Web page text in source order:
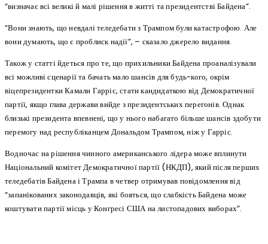
“визначає всі великі й малі рішення в житті та президентстві Байдена”.
“Вони знають, що невдалі теледебати з Трампом були катастрофою. Але
вони думають, що є проблиск надії”, – сказало джерело видання.
Також у статті йдеться про те, що прихильники Байдена проаналізували
всі можливі сценарії та бачать мало шансів для будь-кого, окрім
віцепрезидентки Камали Гарріс, стати кандидаткою від Демократичної
партії, якщо глава держави вийде з президентських перегонів. Однак
близькі президента впевнені, що у нього набагато більше шансів здобути
перемогу над республіканцем Дональдом Трампом, ніж у Гарріс.
Водночас на рішення чинного американського лідера може вплинути
Національний комітет Демократичної партії (НКДП), який після перших
теледебатів Байдена і Трампа в четвер отримував повідомлення від
“запанікованих законодавців, які бояться, що слабкість Байдена може
коштувати партії місць у Конгресі США на листопадових виборах”.